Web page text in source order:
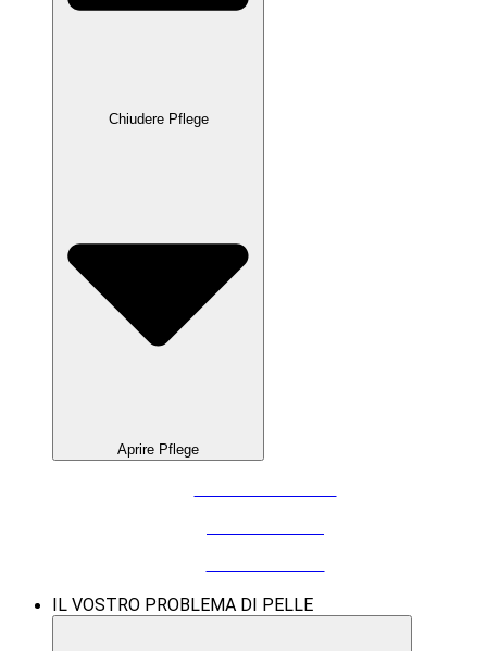
Chiudere Pflege
Aprire Pflege
IL VOSTRO PROBLEMA DI PELLE